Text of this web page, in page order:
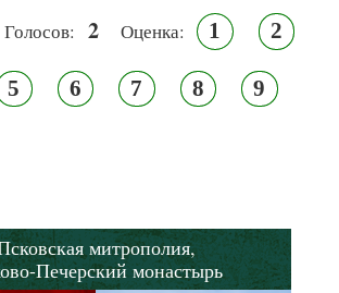
Голосов: 2 Оценка: 1 2
5 6 7 8 9
митрополия,
Печерский монастырь